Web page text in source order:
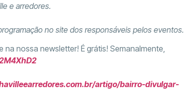
e arredores.
no site dos responsáveis pelos eventos.
nossa newsletter! É grátis! Semanalmente,
artigo/bairro-divulgar-